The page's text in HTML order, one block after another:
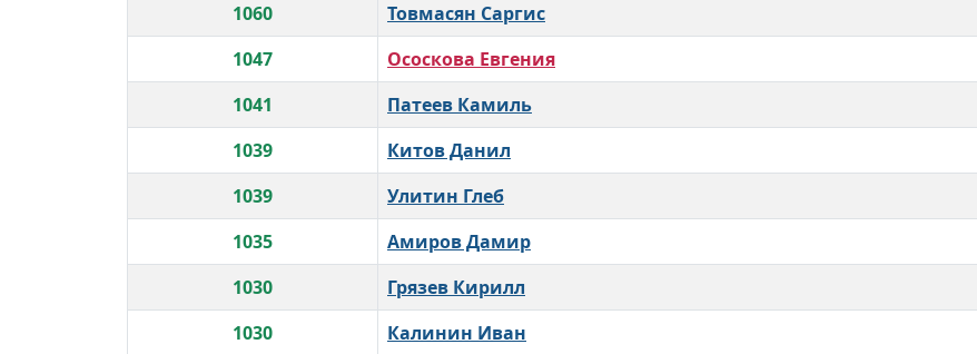
1060
Товмасян Саргис
1047
Ососкова Евгения
1041
Патеев Камиль
1039
Китов Данил
1039
Улитин Глеб
1035
Амиров Дамир
1030
Грязев Кирилл
1030
Калинин Иван